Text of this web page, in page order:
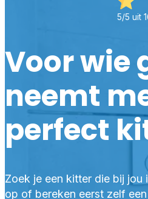
5/5 uit
Voor wie
neemt
perfect
Zoek je een kitter die bij
op of bereken eerst zelf een